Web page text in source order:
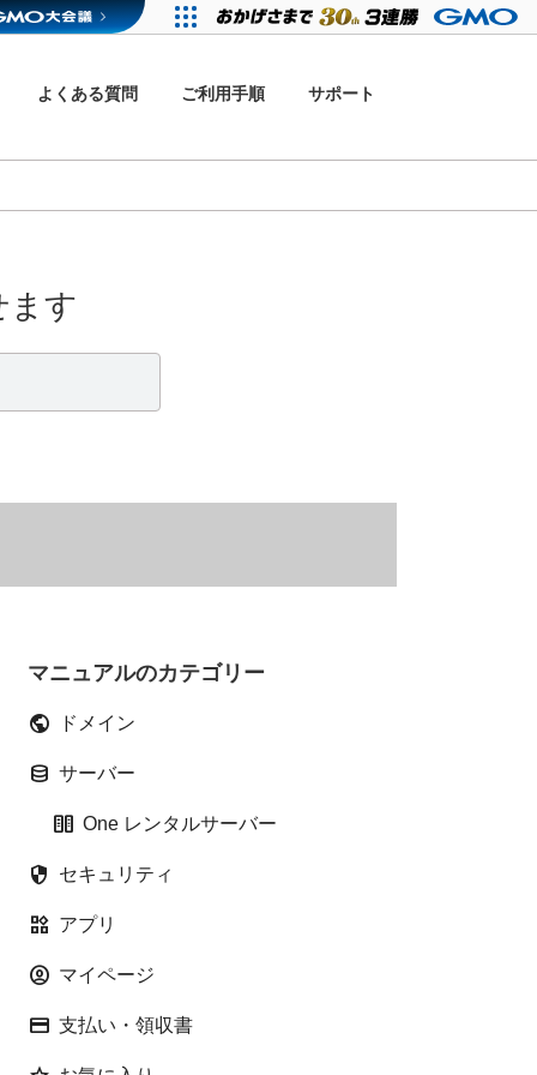
よくある質問 ご利用手順 サポート
ます
マニュアルのカテゴリー
public ドメイン
database サーバー
host One レンタルサーバー
security セキュリティ
widgets アプリ
account_circle マイページ
credit_card 支払い・領収書